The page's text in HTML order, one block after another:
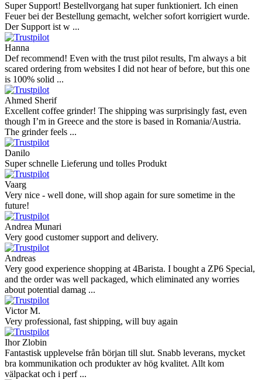
Super Support! Bestellvorgang hat super funktioniert. Ich einen
Feuer bei der Bestellung gemacht, welcher sofort korrigiert wurde.
Der Support ist w ...
Hanna
Def recommend! Even with the trust pilot results, I'm always a bit
scared ordering from websites I did not hear of before, but this one
is 100% solid ...
Ahmed Sherif
Excellent coffee grinder! The shipping was surprisingly fast, even
though I’m in Greece and the store is based in Romania/Austria.
The grinder feels ...
Danilo
Super schnelle Lieferung und tolles Produkt
Vaarg
Very nice - well done, will shop again for sure sometime in the
future!
Andrea Munari
Very good customer support and delivery.
Andreas
Very good experience shopping at 4Barista. I bought a ZP6 Special,
and the order was well packaged, which eliminated any worries
about potential damag ...
Victor M.
Very professional, fast shipping, will buy again
Ihor Zlobin
Fantastisk upplevelse från början till slut. Snabb leverans, mycket
bra kommunikation och produkter av hög kvalitet. Allt kom
välpackat och i perf ...